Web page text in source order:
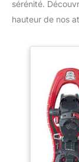
sérénité.
hauteur de nos